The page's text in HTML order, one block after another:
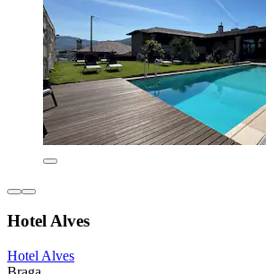
Hotel Alves
Hotel Alves